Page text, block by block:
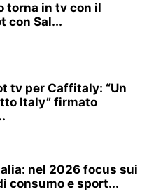
torna in tv con il
con Sal...
tv per Caffitaly: “Un
Italy” firmato
nel 2026 focus sui
consumo e sport...